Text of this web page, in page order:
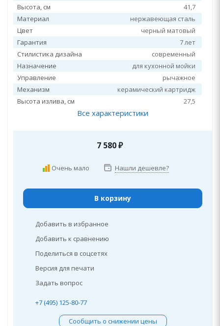
Высота, см
41,7
Материал
нержавеющая сталь
Цвет
черный матовый
Гарантия
7 лет
Стилистика дизайна
современный
Назначение
для кухонной мойки
Управление
рычажное
Механизм
керамический картридж
Высота излива, см
27,5
Все характеристики
7 580₽
Очень мало Нашли дешевле?
В корзину
Добавить в избранное
Добавить к сравнению
Поделиться в соцсетях
Версия для печати
Задать вопрос
+7 (495) 125-80-77
Сообщить о снижении цены